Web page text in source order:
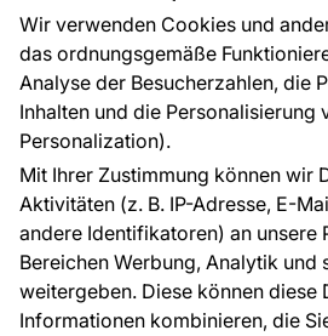
Wir verwenden Cookies und
das ordnungsgemäße
Analyse der Besucherzahlen, die
Inhalten und die Personalisierung
Personalization).
Mit Ihrer Zustimmung können wir
Aktivitäten (z. B. IP-Adresse, E-
andere Identifikatoren) an unsere
Bereichen Werbung, Analytik und
weitergeben. Diese können diese
Informationen kombinieren, die
Großhandel
Raumvisualisierung
FÜR SIE
Blog
EU-Projekte
Ratschläge und Tipps
FAQ